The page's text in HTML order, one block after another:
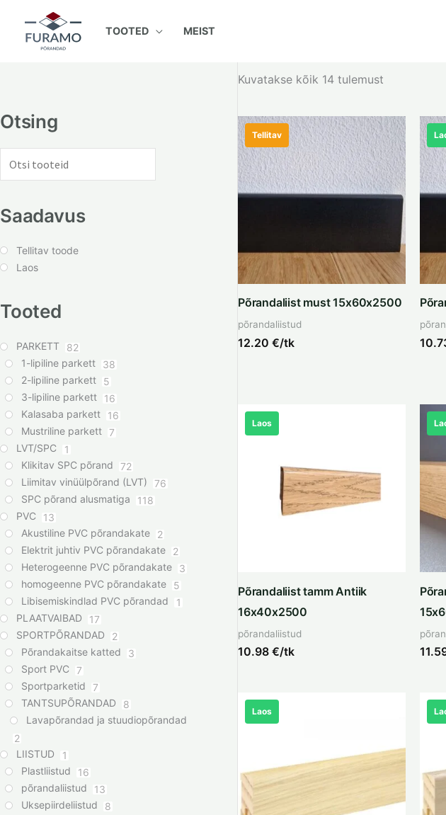
TOOTED MEIST
Otsing
Saadavus
Tellitav toode
Laos
Tooted
PARKETT
82
1-lipiline parkett
38
2-lipiline parkett
5
3-lipiline parkett
16
Kalasaba parkett
16
Mustriline parkett 7
LVT/SPC
1
Klikitav SPC põrand
72
Liimitav vinüülpõrand (LVT)
76
SPC põrand alusmatiga
118
PVC
13
Akustiline PVC põrandakate
2
Elektrit juhtiv PVC põrandakate
2
Heterogeenne PVC põrandakate
3
homogeenne PVC põrandakate
5
Libisemiskindlad PVC põrandad
1
PLAATVAIBAD
17
SPORTPÕRANDAD
2
Põrandakaitse katted
3
Sport PVC 7
Sportparketid
7
TANTSUPÕRANDAD
8
Lavapõrandad ja stuudiopõrandad
2
LIISTUD
1
Plastliistud
16
põrandaliistud
13
Uksepiirdeliistud
8
Kuvatakse kõik 14 tulemust
Tellitav
Põrandaliist must 15x60x2500
põrandaliistud
12.20 €/tk
Laos
Põrandaliist tamm Antiik
16x40x2500
põrandaliistud
10.98 €/tk
Laos